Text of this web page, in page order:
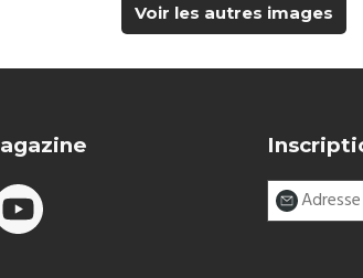
Voir les autres images